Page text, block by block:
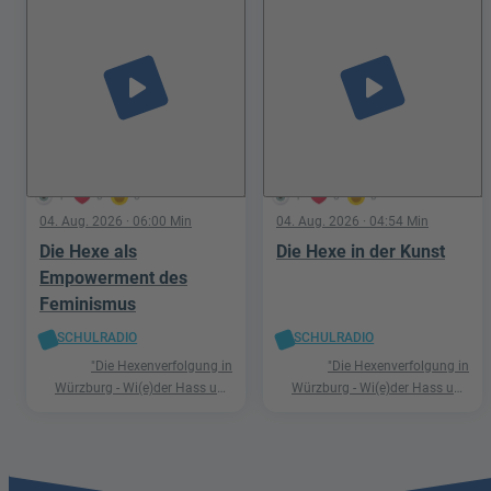
1 0 0
play_arrow
04. Aug. 2026 · 06:00 Min
Die Hexe als
Empowerment des
Feminismus
SCHULRADIO
"Die Hexenverfolgung in
Würzburg - Wi(e)der Hass und
1 0 0
play_arrow
04. Aug. 2026 · 04:54 Min
Die Hexe in der Kunst
SCHULRADIO
"Die Hexenverfolgung in
Würzburg - Wi(e)der Hass und